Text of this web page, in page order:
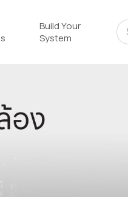
Build Your
System